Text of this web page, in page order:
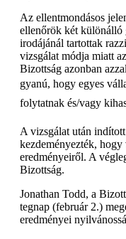
Az ellentmondásos
ellenőrök két különálló
irodájánál tartottak
vizsgálat módja miatt
Bizottság azonban
gyanú, hogy egyes
folytatnak és/vagy
A vizsgálat után
kezdeményezték,
eredményeiről. A
Bizottság.
Jonathan Todd, a
tegnap (február 2.)
eredményei